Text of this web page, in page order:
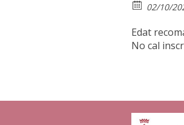
02/10/
Edat
No cal